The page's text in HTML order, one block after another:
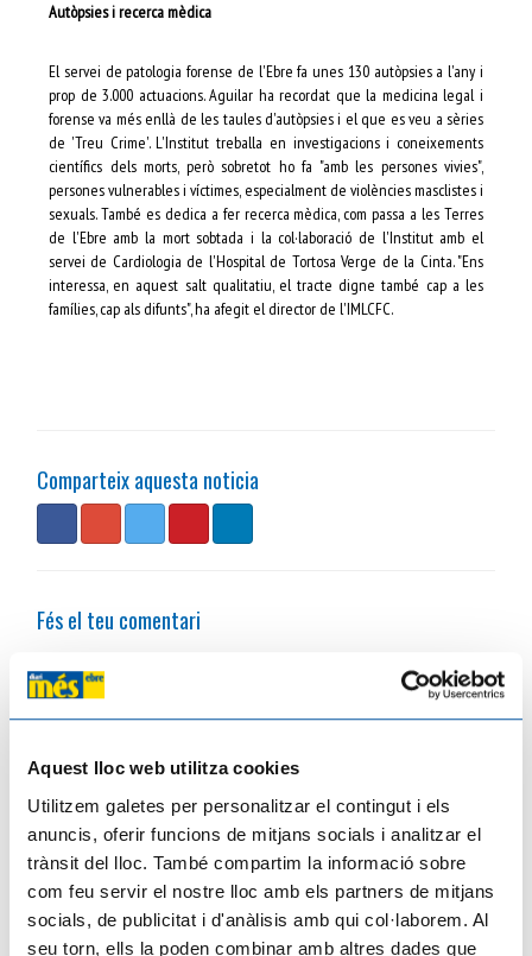
Aquest lloc web utilitza cookies
Utilitzem galetes per personalitzar el contingut i els
anuncis, oferir funcions de mitjans socials i analitzar el
trànsit del lloc. També compartim la informació sobre
com feu servir el nostre lloc amb els partners de mitjans
socials, de publicitat i d'anàlisis amb qui col·laborem. Al
seu torn, ells la poden combinar amb altres dades que
Autòpsies i recerca mèdica
El servei de patologia forense de l'Ebre fa unes 130 autòpsies a l'any i
prop de 3.000 actuacions. Aguilar ha recordat que la medicina legal i
forense va més enllà de les taules d'autòpsies i el que es veu a sèries
de 'Treu Crime'. L'Institut treballa en investigacions i coneixements
científics dels morts, però sobretot ho fa "amb les persones vivies",
persones vulnerables i víctimes, especialment de violències masclistes i
sexuals. També es dedica a fer recerca mèdica, com passa a les Terres
de l'Ebre amb la mort sobtada i la col·laboració de l'Institut amb el
servei de Cardiologia de l'Hospital de Tortosa Verge de la Cinta. "Ens
interessa, en aquest salt qualitatiu, el tracte digne també cap a les
famílies, cap als difunts", ha afegit el director de l'IMLCFC.
Comparteix aquesta noticia
Fés el teu comentari
Notícies relacionades